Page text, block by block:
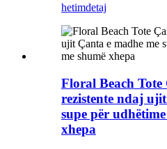
hetimdetaj
Floral Beach
rezistente ndaj
supe për
xhepa